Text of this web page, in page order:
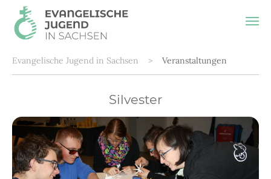
Zum Hauptinhalt springen
Sie sind hier:
Evangelische Jugend in Sachsen Veranstaltungen
Silvester